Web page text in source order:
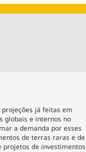
já feitas em
globais e internos no
a demanda por esses
de terras raras e de
projetos de investimentos